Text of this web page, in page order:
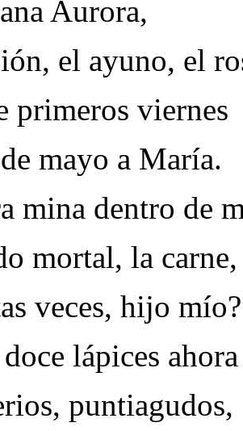
Aurora,
el ayuno, el
primeros viernes
mayo a María.
mina dentro de
mortal, la
veces, hijo
lápices
puntiagudos,